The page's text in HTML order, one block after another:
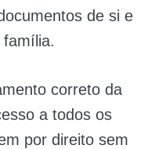
de si e
correto da
a todos os
por direito sem